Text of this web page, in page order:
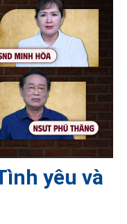
yêu và